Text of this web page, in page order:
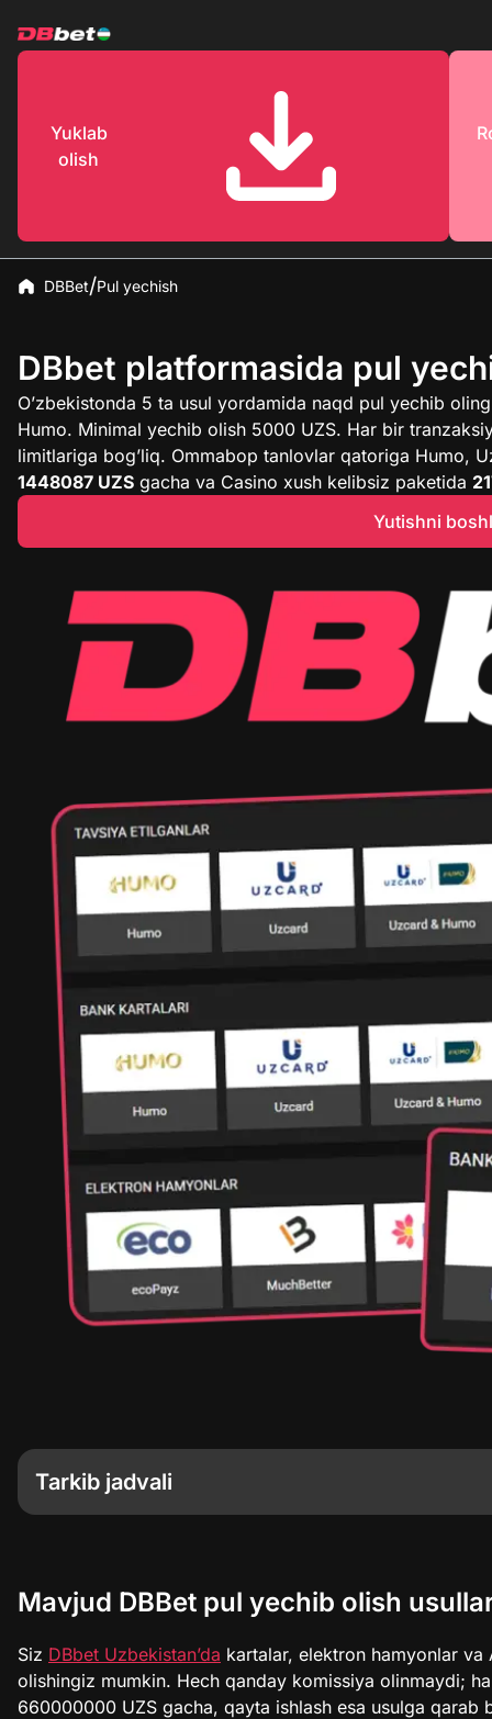
Yuklab
olish
DBBet Pul yechish
DBbet platformasida pul
O’zbekistonda 5 ta usul yordamida naqd pul yechib
Humo. Minimal yechib olish 5000 UZS. Har bir
limitlariga bog’liq. Ommabop tanlovlar qatoriga Humo,
1448087 UZS gacha va Casino xush kelibsiz paketida
Yutishni
Tarkib jadvali
DBBet pul yechish qoidalari va shartlari
DBBet pul yechib olish bilan bog’liq mumkin bo’lgan
Mijozlarni qo’llab-quvvatlash
TSS
Mavjud DBBet pul yechib olish
Siz DBbet Uzbekistan’da kartalar, elektron hamyonlar
olishingiz mumkin. Hech qanday komissiya olinmaydi;
660000000 UZS gacha, qayta ishlash esa usulga